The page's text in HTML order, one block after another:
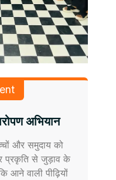
अभियान
और समुदाय को
प्रकृति से जुड़ाव के
आने वाली पीढ़ियों